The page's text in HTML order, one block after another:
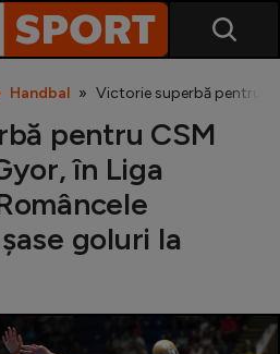
Handbal Victorie superbă pentru
pentru CSM
în Liga
goluri la